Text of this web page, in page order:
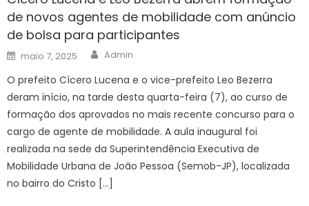
de novos agentes de mobilidade com anúncio
de bolsa para participantes
Posted
on
maio 7, 2025 Author
Admin
O prefeito Cícero Lucena e o vice-prefeito Leo Bezerra
deram início, na tarde desta quarta-feira (7), ao curso de
formação dos aprovados no mais recente concurso para o
cargo de agente de mobilidade. A aula inaugural foi
realizada na sede da Superintendência Executiva de
Mobilidade Urbana de João Pessoa (Semob-JP), localizada
no bairro do Cristo […]